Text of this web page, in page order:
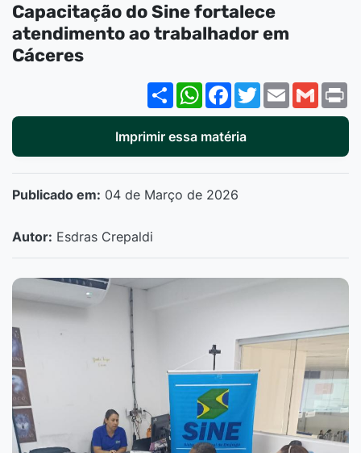
Capacitação do Sine fortalece
atendimento ao trabalhador em
Cáceres
ShareWhatsApp
Facebook
Twitter
EmailGmail
Imprimir essa matéria
Publicado em: 04 de Março de 2026
Autor: Esdras Crepaldi